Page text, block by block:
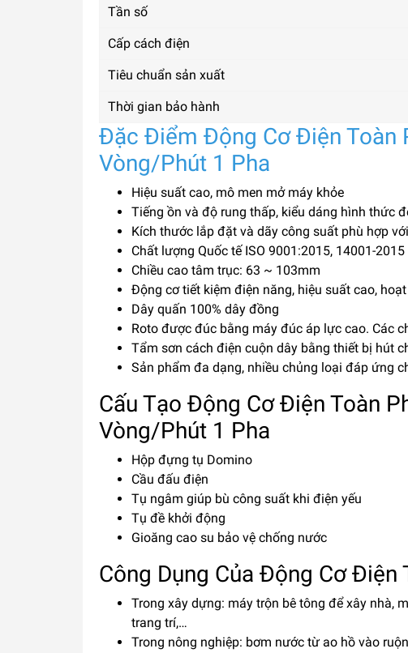
Tần số
Cấp cách điện
Tiêu chuẩn sản xuất
Thời gian bảo hành
Đặc Điểm Động Cơ Điện Toàn
Vòng/Phút 1 Pha
Hiệu suất cao, mô men mở máy khỏe
Tiếng ồn và độ rung thấp, kiểu dáng hình thức
Kích thước lắp đặt và dãy công suất phù hợp
Chất lượng Quốc tế ISO 9001:2015, 14001-2015
Chiều cao tâm trục: 63 ~ 103mm
Động cơ tiết kiệm điện năng, hiệu suất cao,
Dây quấn 100% dây đồng
Roto được đúc bằng máy đúc áp lực cao. Các
Tẩm sơn cách điện cuộn dây bằng thiết bị hút
Sản phẩm đa dạng, nhiều chủng loại đáp ứng
Cấu Tạo Động Cơ Điện Toàn
Vòng/Phút 1 Pha
Hộp đựng tụ Domino
Cầu đấu điện
Tụ ngâm giúp bù công suất khi điện yếu
Tụ đề khởi động
Gioăng cao su bảo vệ chống nước
Công Dụng Của Động Cơ Điện
Trong xây dựng: máy trộn bê tông để xây nhà,
trang trí,…
Trong nông nghiệp: bơm nước từ ao hồ vào